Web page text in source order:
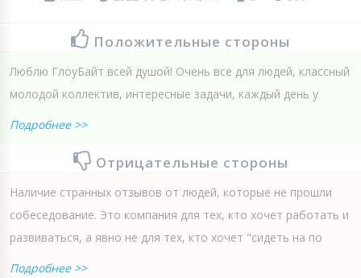
Положительные стороны
Люблю ГлоуБайт всей душой! Очень все для людей, классный
молодой коллектив, интересные задачи, каждый день у
Подробнее >>
Отрицательные стороны
Наличие странных отзывов от людей, которые не прошли
собеседование. Это компания для тех, кто хочет работать и
развиваться, а явно не для тех, кто хочет "сидеть на по
Подробнее >>